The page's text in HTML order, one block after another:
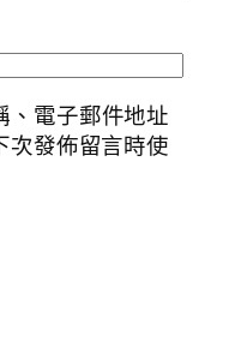
、電子郵件地址
次發佈留言時使